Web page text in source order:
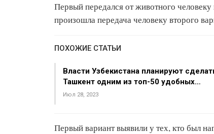
Первый передался от животного
произошла передача человеку второго
ПОХОЖИЕ СТАТЬИ
Власти Узбекистана планируют
Ташкент одним из топ-50 удобных…
Июл 28, 2023
Первый вариант выявили у тех, кто был